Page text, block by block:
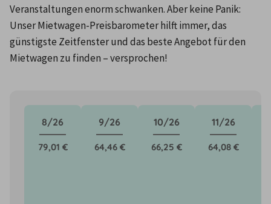
Veranstaltungen enorm schwanken. Aber keine Panik:
Unser Mietwagen-Preisbarometer hilft immer, das
günstigste Zeitfenster und das beste Angebot für den
Mietwagen zu finden – versprochen!
8/26
79,01 €
9/26
64,46 €
10/26
66,25 €
11/26
64,08 €